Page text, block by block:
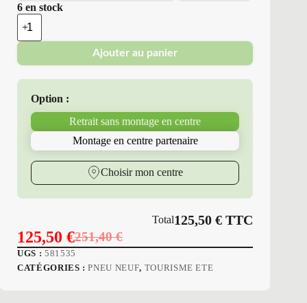
6 en stock
quantité
de
Good
-
Pneus
245/40R18
EAGLEF1
Ajouter au panier
Option :
Retrait sans montage en centre
Montage en centre partenaire
Choisir mon centre
Total125,50€ TTC
251,40€
Le
prix
125,50 €
Le
prix
UGS : 581535
CATÉGORIES :PNEU NEUF, TOURISME ETE